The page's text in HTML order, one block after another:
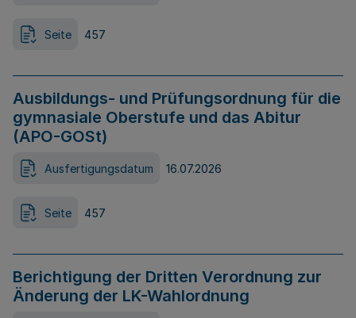
Seite 457
Ausbildungs- und Prüfungsordnung für die
gymnasiale Oberstufe und das Abitur
(APO-GOSt)
Ausfertigungsdatum 16.07.2026
Seite 457
Berichtigung der Dritten Verordnung zur
Änderung der LK-Wahlordnung